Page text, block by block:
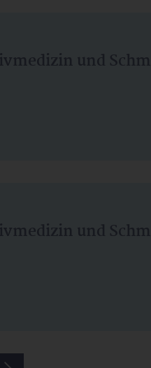
und
und